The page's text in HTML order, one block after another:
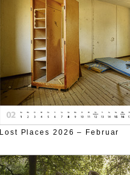
Lost Places 2026 – Februar